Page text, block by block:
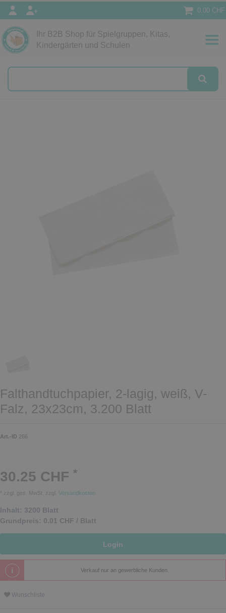
0.00 CHF
Ihr B2B Shop für Spielgruppen, Kitas,
Kindergärten und Schulen
Papeterie
Falthandtuchpapier, 2-lagig, weiß, V-
Falz, 23x23cm, 3.200 Blatt
Art.-ID 266
30.25 CHF *
* zzgl. ges. MwSt. zzgl. Versandkosten
Inhalt: 3200 Blatt
Grundpreis: 0.01 CHF / Blatt
Login
Verkauf nur an gewerbliche Kunden.
Wunschliste